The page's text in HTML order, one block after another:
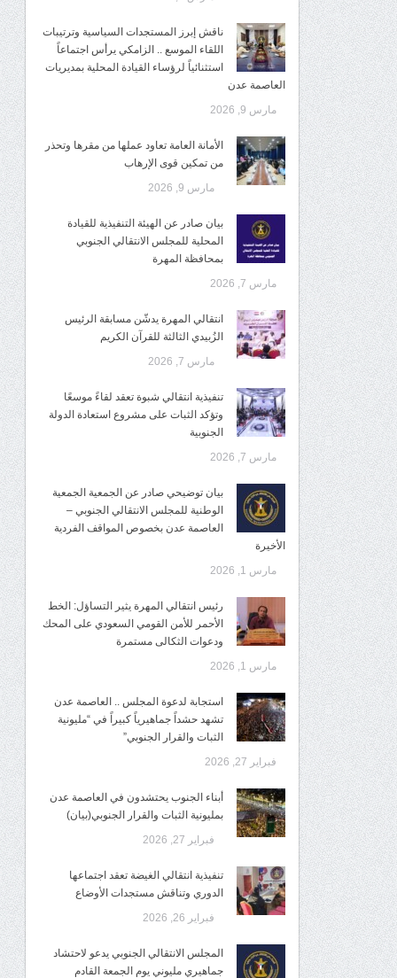
ناقش إبرز المستجدات السياسية وترتيبات
اللقاء الموسع .. الزامكي يرأس اجتماعاً
استثنائياً لرؤساء القيادة المحلية بمديريات
العاصمة عدن
مارس 9, 2026
الأمانة العامة تعاود عملها من مقرها وتحذر
من تمكين قوى الإرهاب
مارس 9, 2026
بيان صادر عن الهيئة التنفيذية للقيادة
المحلية للمجلس الانتقالي الجنوبي
بمحافظة المهرة
مارس 7, 2026
انتقالي المهرة يدشّن مسابقة الرئيس
الزُبيدي الثالثة للقرآن الكريم
مارس 7, 2026
تنفيذية انتقالي شبوة تعقد لقاءً موسعًا
وتؤكد الثبات على مشروع استعادة الدولة
الجنوبية
مارس 7, 2026
بيان توضيحي صادر عن الجمعية الجمعية
الوطنية للمجلس الانتقالي الجنوبي –
العاصمة عدن بخصوص المواقف الفردية
الأخيرة
مارس 1, 2026
رئيس انتقالي المهرة يثير التساؤل: الخط
الأحمر للأمن القومي السعودي على المحك
ودعوات الثكالى مستمرة
مارس 1, 2026
استجابة لدعوة المجلس .. العاصمة عدن
تشهد حشداً جماهيرياً كبيراً في “مليونية
الثبات والقرار الجنوبي”
فبراير 27, 2026
أبناء الجنوب يحتشدون في العاصمة عدن
بمليونية الثبات والقرار الجنوبي(بيان)
فبراير 27, 2026
تنفيذية انتقالي الغيضة تعقد اجتماعها
الدوري وتناقش مستجدات الأوضاع
فبراير 26, 2026
المجلس الانتقالي الجنوبي يدعو لاحتشاد
جماهيري مليوني يوم الجمعة القادم